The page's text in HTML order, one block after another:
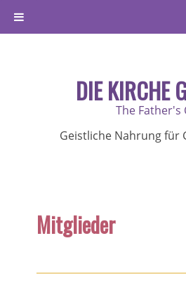
DIE KIRCHE
The Father's
Geistliche Nahrung für
Mitglieder